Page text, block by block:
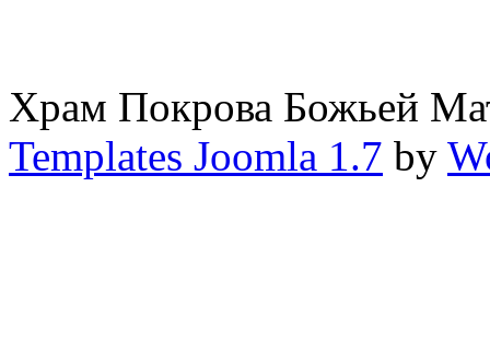
Храм Покрова Божьей
Templates Joomla 1.7 by